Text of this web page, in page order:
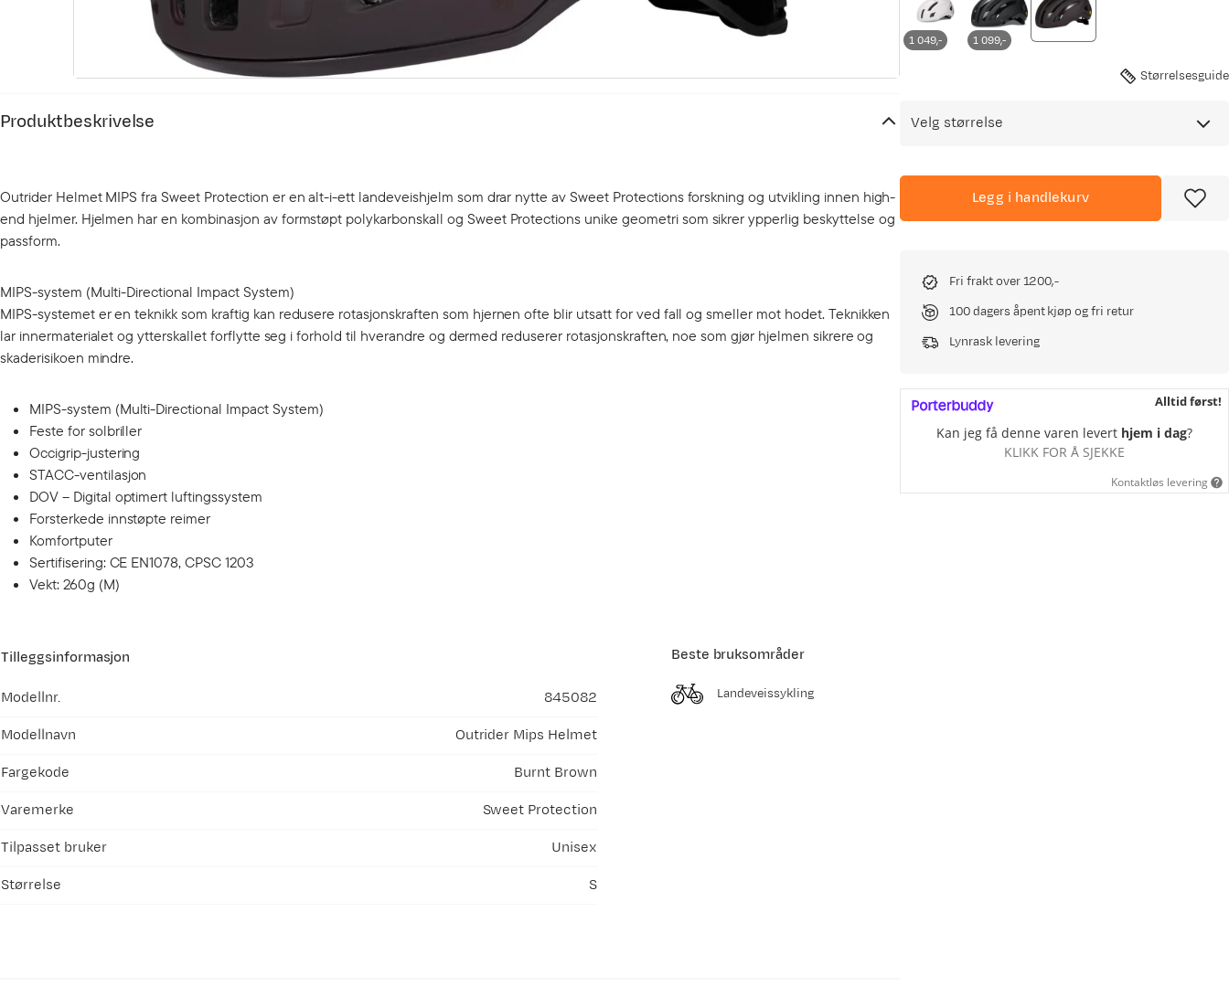
Produktbeskrivelse
Outrider Helmet MIPS fra Sweet Protection er en alt-i-ett landeveishjelm som drar nytte av Sweet Protections forskning og utvikling innen high-
end hjelmer. Hjelmen har en kombinasjon av formstøpt polykarbonskall og Sweet Protections unike geometri som sikrer ypperlig beskyttelse og
passform.
MIPS-system (Multi-Directional Impact System)
MIPS-systemet er en teknikk som kraftig kan redusere rotasjonskraften som hjernen ofte blir utsatt for ved fall og smeller mot hodet. Teknikken
lar innermaterialet og ytterskallet forflytte seg i forhold til hverandre og dermed reduserer rotasjonskraften, noe som gjør hjelmen sikrere og
skaderisikoen mindre.
MIPS-system (Multi-Directional Impact System)
Feste for solbriller
Occigrip-justering
STACC-ventilasjon
DOV – Digital optimert luftingssystem
Forsterkede innstøpte reimer
Komfortputer
Sertifisering: CE EN1078, CPSC 1203
Vekt: 260g (M)
Tilleggsinformasjon
Modellnr.
845082
Modellnavn
Outrider Mips Helmet
Fargekode
Burnt Brown
Varemerke
Sweet Protection
Tilpasset bruker
Unisex
Størrelse
S
Beste bruksområder
Landeveissykling
1 049,- 1 099,-
Størrelsesguide
Velg størrelse
Legg i handlekurv
Fri frakt over 1200,-
100 dagers åpent kjøp og fri retur
Lynrask levering
Alltid først!
Kan jeg få denne varen levert hjem i dag?
KLIKK FOR Å SJEKKE
Kontaktløs levering